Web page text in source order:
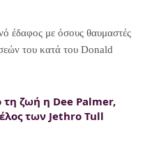
έδαφος με όσους θαυμαστές
του κατά του Donald
ζωή η Dee Palmer,
των Jethro Tull